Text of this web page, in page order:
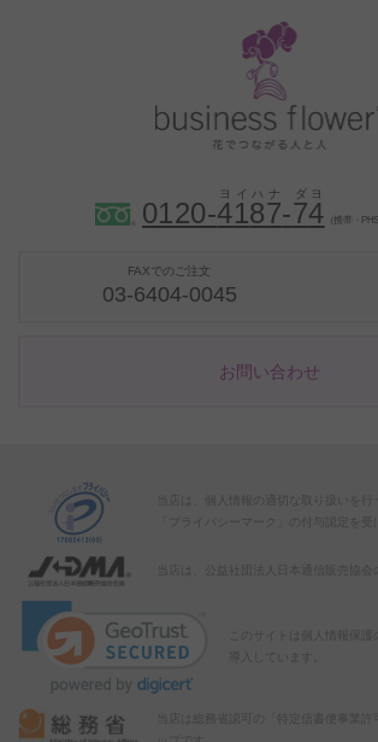
0120-4187-74 （携帯・PHS
FAXでのご注文
03-6404-0045
お問い合わせ
当店は、個人情報の適切な取り扱いを行
「プライバシーマーク」の付与認定を受
このサイトは個人情報保
導入しています。
当店は総務省認可の「特定信書便事業許